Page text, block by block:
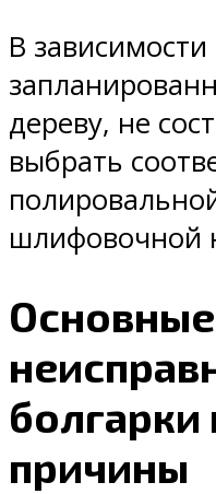
В
дереву, не
выбрать
шлифовочной
Основные
болгарки
причины